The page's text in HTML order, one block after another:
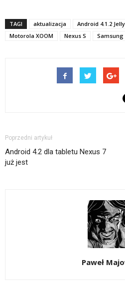
TAGI aktualizacja Android 4.1.2
Motorola XOOM
Nexus S Samsung
Poprzedni artykuł
Android 4.2 dla tabletu Nexus 7
już jest
Paweł